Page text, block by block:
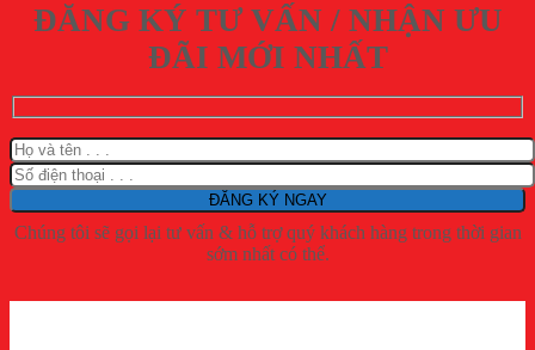
ĐĂNG KÝ TƯ VẤN / NHẬN ƯU
ĐÃI MỚI NHẤT
Chúng tôi sẽ gọi lại tư vấn & hỗ trợ quý khách hàng trong thời gian
sớm nhất có thể.